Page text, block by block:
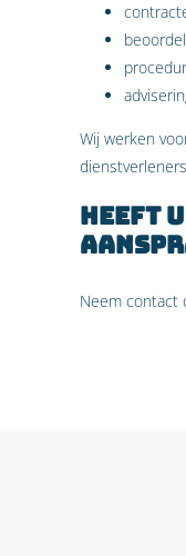
Wij werken
Heeft
Neem contact